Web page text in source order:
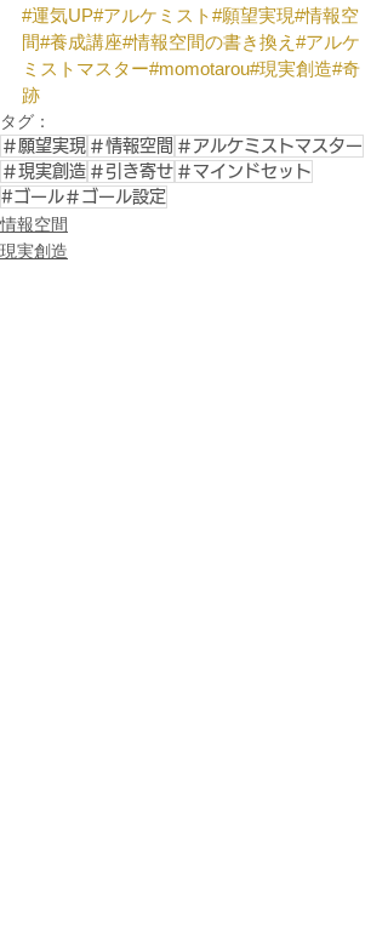
#運気UP#アルケミスト#願望実現#情報空
間#養成講座#情報空間の書き換え #アルケ
ミストマスター#momotarou#現実創造#奇
跡
タグ：
＃願望実現 ＃情報空間 ＃アルケミストマスター
＃現実創造 ＃引き寄せ ＃マインドセット
#ゴール＃ゴール設定
情報空間
現実創造